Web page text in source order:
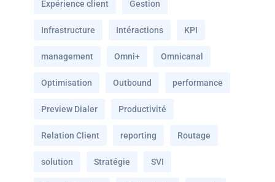
Expérience client Gestion
Infrastructure Intéractions KPI
management Omni+ Omnicanal
Optimisation Outbound performance
Preview Dialer Productivité
Relation Client reporting Routage
solution Stratégie SVI